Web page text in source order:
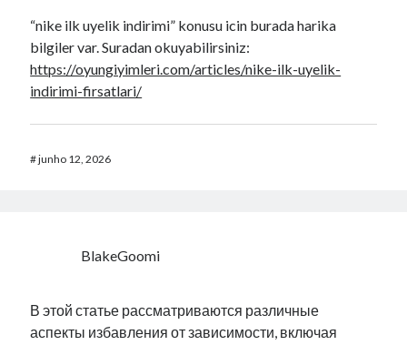
“nike ilk uyelik indirimi” konusu icin burada harika
bilgiler var. Suradan okuyabilirsiniz:
https://oyungiyimleri.com/articles/nike-ilk-uyelik-
indirimi-firsatlari/
#junho 12, 2026
BlakeGoomi
В этой статье рассматриваются различные
аспекты избавления от зависимости, включая